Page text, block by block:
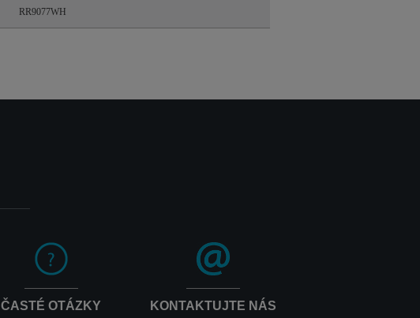
RR9077WH
ČASTÉ OTÁZKY KONTAKTUJTE NÁS